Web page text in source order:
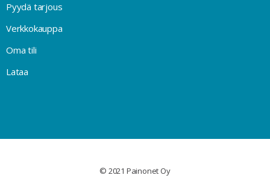
Pyydä tarjous
Verkkokauppa
Oma tili
Lataa
© 2021 Painonet Oy